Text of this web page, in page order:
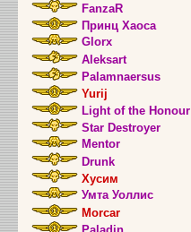
FanzaR
Принц Хаоса
Glorx
Aleksart
Palamnaersus
Yurij
Light of the Honour
Star Destroyer
Mentor
Drunk
Хусим
Умта Уоллис
Morcar